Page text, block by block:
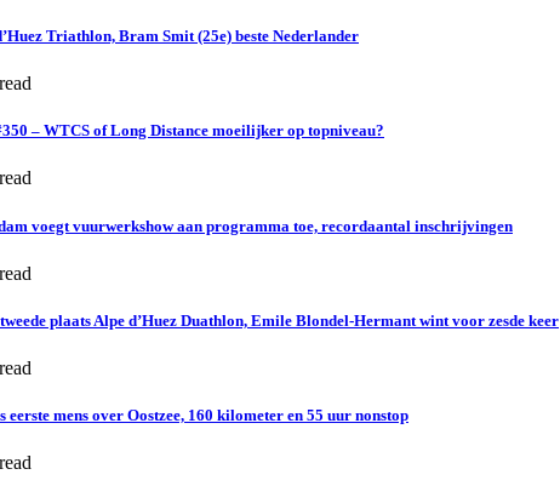
Triathlon, Bram Smit (25e) beste Nederlander
read
– WTCS of Long Distance moeilijker op topniveau?
read
voegt vuurwerkshow aan programma toe, recordaantal inschrijvingen
read
plaats Alpe d’Huez Duathlon, Emile Blondel-Hermant wint voor zesde keer
read
eerste mens over Oostzee, 160 kilometer en 55 uur nonstop
read